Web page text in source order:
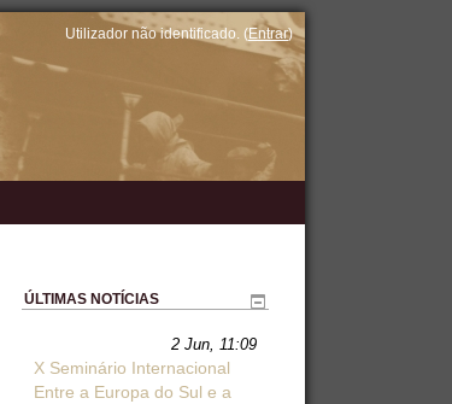
Utilizador não identificado. (Entrar)
ÚLTIMAS NOTÍCIAS
2 Jun, 11:09
X Seminário Internacional
Entre a Europa do Sul e a